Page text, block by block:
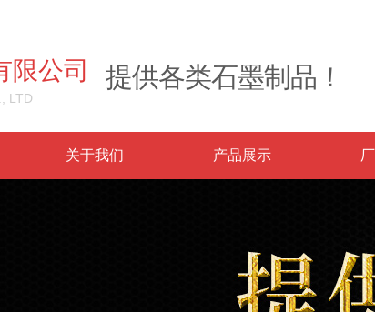
限公司 提供各类石墨制品！
LTD
关于我们 产品展示